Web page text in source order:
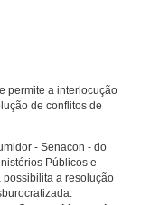
permite a interlocução
de conflitos de
- Senacon - do
Públicos e
possibilita a resolução